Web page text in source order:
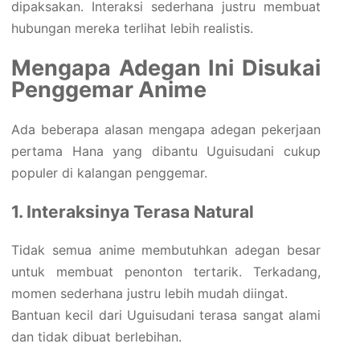
dipaksakan. Interaksi sederhana justru membuat
hubungan mereka terlihat lebih realistis.
Mengapa Adegan Ini Disukai
Penggemar Anime
Ada beberapa alasan mengapa adegan pekerjaan
pertama Hana yang dibantu Uguisudani cukup
populer di kalangan penggemar.
1. Interaksinya Terasa Natural
Tidak semua anime membutuhkan adegan besar
untuk membuat penonton tertarik. Terkadang,
momen sederhana justru lebih mudah diingat.
Bantuan kecil dari Uguisudani terasa sangat alami
dan tidak dibuat berlebihan.